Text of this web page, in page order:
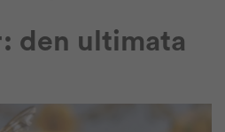
den ultimata